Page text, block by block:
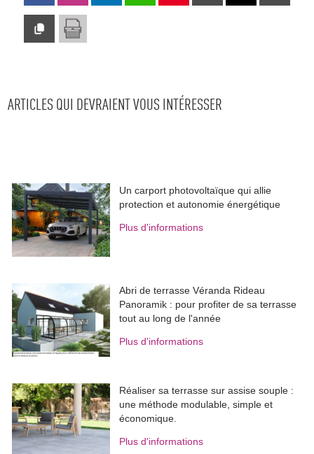
ARTICLES QUI DEVRAIENT VOUS INTÉRESSER
Un carport photovoltaïque qui allie
protection et autonomie énergétique
Plus d'informations
Abri de terrasse Véranda Rideau
Panoramik : pour profiter de sa terrasse
tout au long de l'année
Plus d'informations
Réaliser sa terrasse sur assise souple :
une méthode modulable, simple et
économique.
Plus d'informations